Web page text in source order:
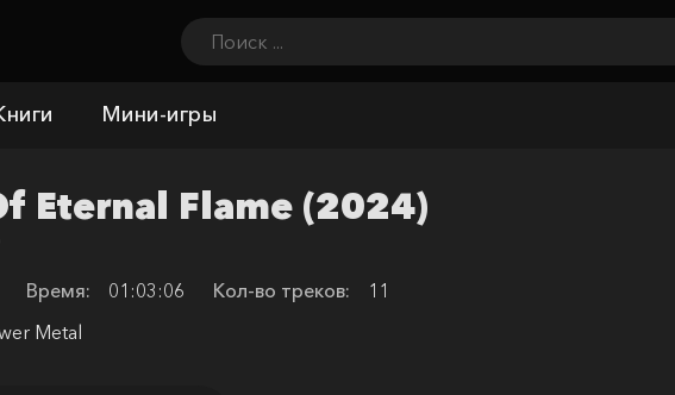
Мини-игры
Eternal Flame (2024)
Время: 01:03:06 Кол-во треков:
11
Metal